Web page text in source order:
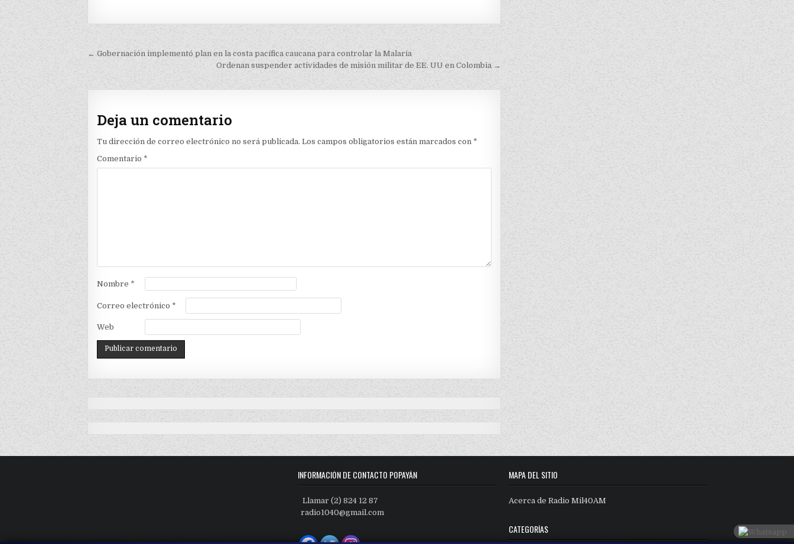
Navegación
entradas
← Gobernación implementó plan en la costa pacífica caucana para controlar la Malaria
Ordenan suspender actividades de misión militar de EE. UU en Colombia →
Deja un comentario
Tu dirección de correo electrónico no será publicada. Los campos obligatorios están marcados con *
Comentario *
Nombre *
Correo electrónico *
Web
INFORMACIÓN DE CONTACTO POPAYÁN
Llamar (2) 824 12 87
radio1040@gmail.com
MAPA DEL SITIO
Acerca de Radio Mil40AM
CATEGORÍAS